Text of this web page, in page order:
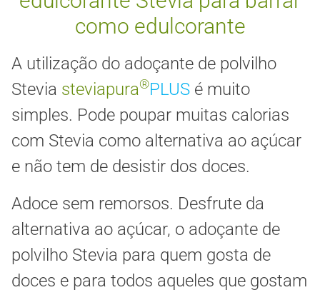
como edulcorante
A utilização do adoçante de polvilho
Stevia steviapura®PLUS é muito
simples. Pode poupar muitas calorias
com Stevia como alternativa ao açúcar
e não tem de desistir dos doces.
Adoce sem remorsos. Desfrute da
alternativa ao açúcar, o adoçante de
polvilho Stevia para quem gosta de
doces e para todos aqueles que gostam